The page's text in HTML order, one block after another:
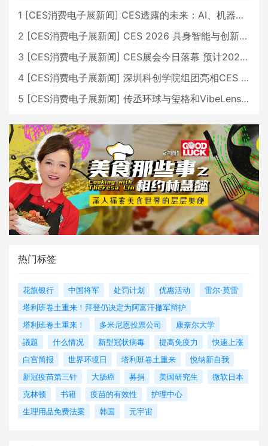
1 [CES消费电子展新闻] CES透露的未来：AI、机器人与智能生活大爆发
2 [CES消费电子展新闻] CES 2026 具身智能与创新领域 中国公司大放异彩
3 [CES消费电子展新闻] CES展会今日落幕 预计2026行业收入将超五千亿美元
4 [CES消费电子展新闻] 深圳科创学院组团亮相CES 广受好评
5 [CES消费电子展新闻] 传丞环球与玺格和VibeLens共同推出全新耳机
热门标签
花旗银行 中国将军 处罚计划 优惠活动
雷尔·莫雷
塔利班卷土重来！拜登仍决定为阿富汗撤军辩护
塔利班卷土重来！
多米尼恩投票公司
康奈尔大学
議題
什么情况 新型冠状病毒 提高免疫力
快速上涨
白宫简报
世界环境日 塔利班卷土重来
悦纳新自我
新冠疫苗第三针
大肠癌 募捐 美国研究生
微软日本
克林顿
书籍 疫苗的有效性
护理中心
生理用品免费法案
韩国 元宇宙